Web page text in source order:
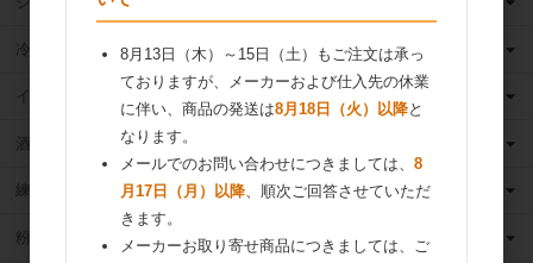
冷凍フルーツ
イースト・酵母
酒類
練乳
粉 乳
8月13日（木）～15日（土）もご注文は承っ
ておりますが、メーカーおよび仕入先の休業
に伴い、商品の発送は8月18日（火）以降と
なります。
メールでのお問い合わせにつきましては、 8
月17日（月）以降、順次ご回答させていただ
きます。
メーカーお取り寄せ商品につきましては、ご